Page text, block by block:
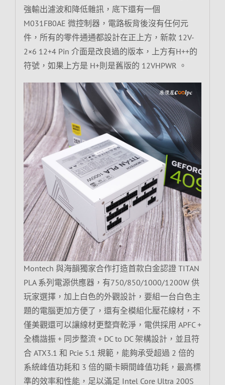
強輸出濾波和降低雜訊，底下還有一個
M031FB0AE 微控制器，電路板背後沒有任何元
件，所有的零件通通都設計在正上方，新款 12V-
2×6 12+4 Pin 介面是改良過的版本，上方有H++的
符號，如果上方是 H+則是舊版的 12VHPWR 。
Montech 與海韻獨家合作打造首款白金認證 TITAN
PLA 系列電源供應器，有750/850/1000/1200W 供
玩家選擇，加上白色的外觀設計，要組一台白色主
題的電腦更加方便了，還有全模組化壓花線材，不
僅美觀還可以讓線材更整齊乾淨，電供採用 APFC +
全橋諧振 + 同步整流 + DC to DC 架構設計，並且符
合 ATX3.1 和 Pcie 5.1 規範，能夠承受超過 2 倍的
系統峰值功耗和 3 倍的顯卡瞬間峰值功耗，最高標
準的效率和性能，足以滿足 Intel Core Ultra 200S